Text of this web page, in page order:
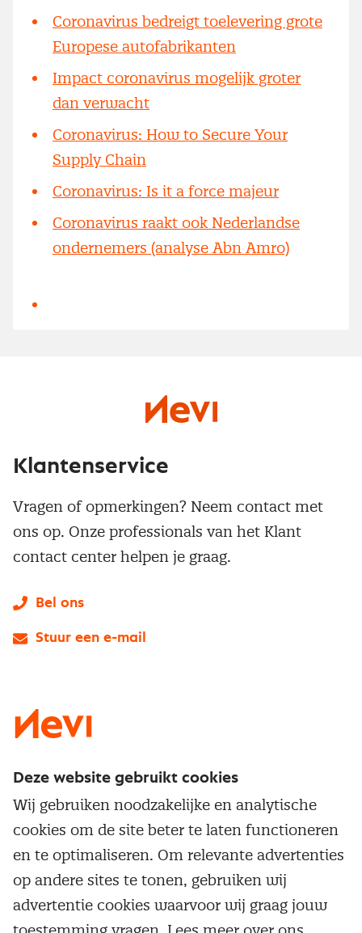
Coronavirus bedreigt toelevering grote
Europese autofabrikanten
Impact coronavirus mogelijk groter
dan verwacht
Coronavirus: How to Secure Your
Supply Chain
Coronavirus: Is it a force majeur
Coronavirus raakt ook Nederlandse
ondernemers (analyse Abn Amro)
Service & contact
Over inkoop
Netwerk en communities
Aanmelden nieuwsbrief
Populaire thema's
Aanbesteden
Contractmanagement
Kostenmanagement
Opleidingen en trainingen
Trainingen
Klantenservice
Vragen of opmerkingen? Neem contact met
ons op. Onze professionals van het Klant
contact center helpen je graag.
Bel ons
Stuur een e-mail
Deze website gebruikt cookies
Wij gebruiken noodzakelijke en analytische
cookies om de site beter te laten functioneren
en te optimaliseren. Om relevante advertenties
op andere sites te tonen, gebruiken wij
advertentie cookies waarvoor wij graag jouw